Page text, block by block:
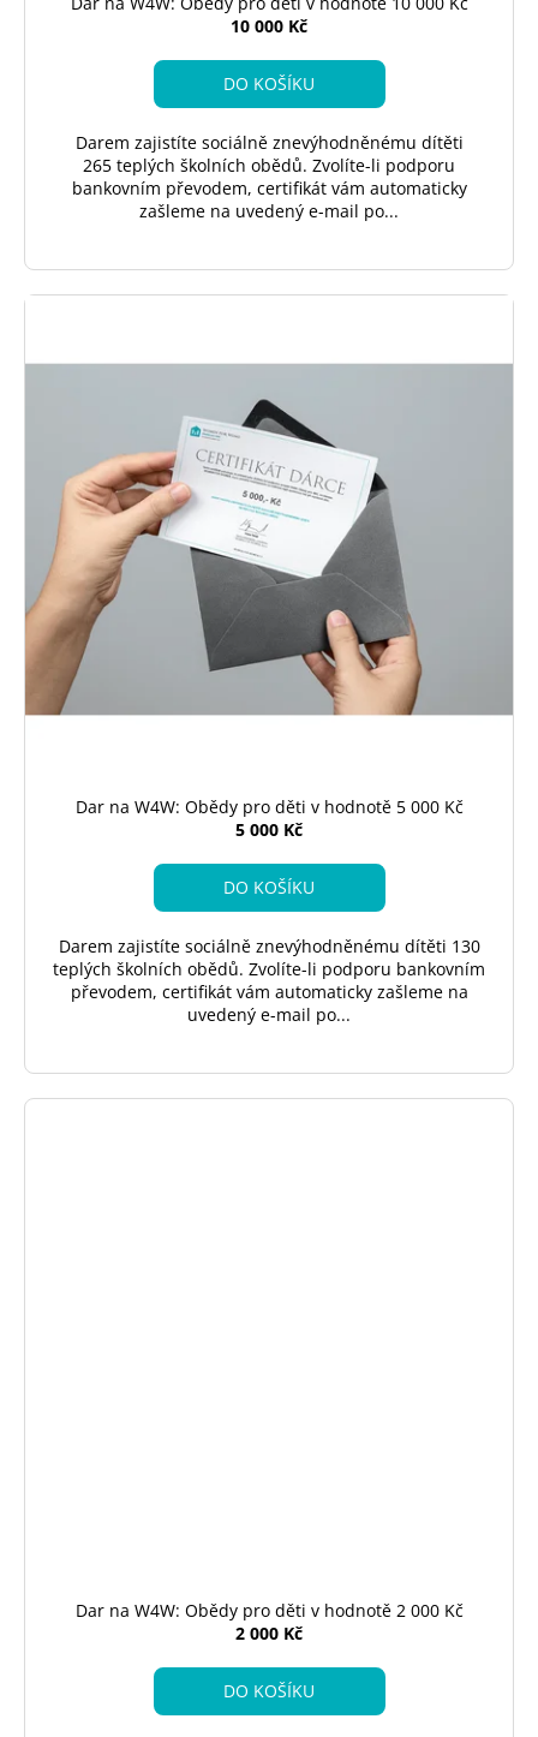
10 000 Kč
DO KOŠÍKU
Darem zajistíte sociálně znevýhodněnému dítěti
265 teplých školních obědů. Zvolíte-li podporu
bankovním převodem, certifikát vám automaticky
zašleme na uvedený e-mail po...
Dar na W4W: Obědy pro děti v hodnotě 5 000 Kč
5 000 Kč
DO KOŠÍKU
Darem zajistíte sociálně znevýhodněnému dítěti 130
teplých školních obědů. Zvolíte-li podporu bankovním
převodem, certifikát vám automaticky zašleme na
uvedený e-mail po...
Dar na W4W: Obědy pro děti v hodnotě 2 000 Kč
2 000 Kč
DO KOŠÍKU